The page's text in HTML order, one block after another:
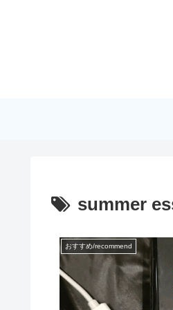
summer
おすすめ/recommend